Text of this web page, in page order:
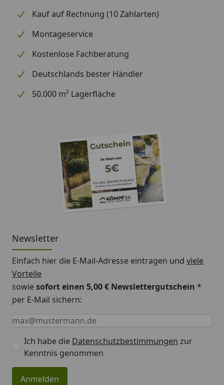
Kauf auf Rechnung (10 Zahlarten)
Montageservice
Kostenlose Fachberatung
Deutschlands bester Händler
50.000 m² Lagerfläche
Newsletter
Einfach hier die E-Mail-Adresse eintragen und viele
Vorteile
sowiesofort einen 5,00 € Newslettergutschein *
per E-Mail sichern:
Keine Eingabe erforderlich
Eingabe erforderlich
E-Mail *
Ich habe die Datenschutzbestimmungen zur
Kenntnis genommen
Anmelden